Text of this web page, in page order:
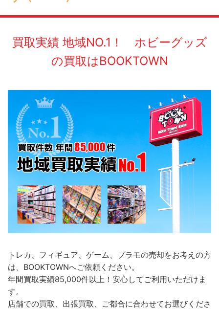
買取実績 地域NO.1！ ホビーグッズ
の買取はBOOKTOWN
トレカ、フィギュア、ゲーム、プラモの売却をお考えの方
は、BOOKTOWNへご依頼ください。
年間買取実績85,000件以上！安心してご利用いただけま
す。
店舗での買取、出張買取、ご都合に合わせてお選びくださ